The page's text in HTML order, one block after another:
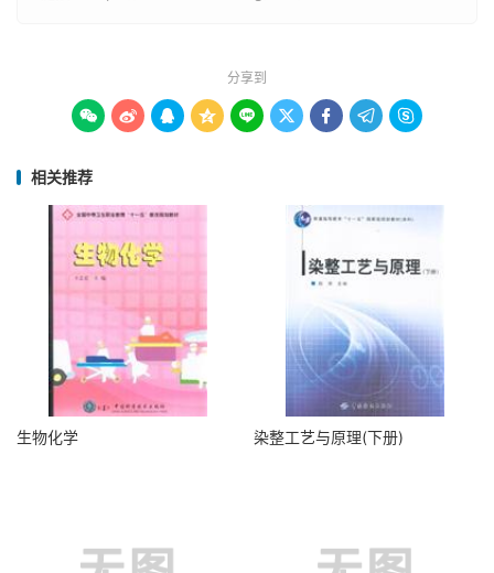
分享到
        
相关推荐
生物化学 染整工艺与原理(下册)